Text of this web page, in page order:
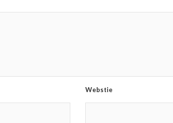
Webstie